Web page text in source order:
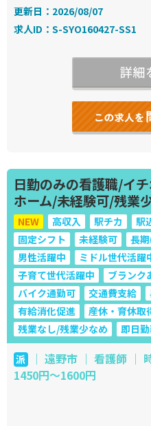
更新日：2026/08/07
求人ID：S-SYO160427-SS1
日勤のみの看護職/イ
ホーム/未経験可/残業
NEW 高収入 駅チカ 駅
固定シフト
未経験可 長
男性活躍中
ミドル世代活躍
子育て世代活躍中
ブランク
バイク通勤可
交通費支給
有給消化促進
産休・育休取
残業なし/残業少なめ
即日
派｜ 遠野市 ｜ 看護師 ｜
1450円～1600円